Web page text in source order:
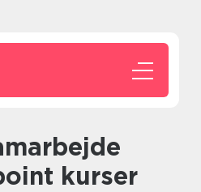
kurser